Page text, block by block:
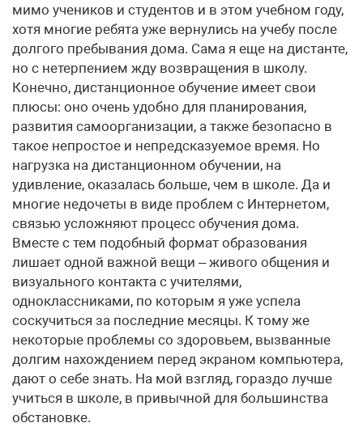
мимо учеников и студентов и в этом учебном году,
хотя многие ребята уже вернулись на учебу после
долгого пребывания дома. Сама я еще на дистанте,
но с нетерпением жду возвращения в школу.
Конечно, дистанционное обучение имеет свои
плюсы: оно очень удобно для планирования,
развития самоорганизации, а также безопасно в
такое непростое и непредсказуемое время. Но
нагрузка на дистанционном обучении, на
удивление, оказалась больше, чем в школе. Да и
многие недочеты в виде проблем с Интернетом,
связью усложняют процесс обучения дома.
Вместе с тем подобный формат образования
лишает одной важной вещи – живого общения и
визуального контакта с учителями,
одноклассниками, по которым я уже успела
соскучиться за последние месяцы. К тому же
некоторые проблемы со здоровьем, вызванные
долгим нахождением перед экраном компьютера,
дают о себе знать. На мой взгляд, гораздо лучше
учиться в школе, в привычной для большинства
обстановке.